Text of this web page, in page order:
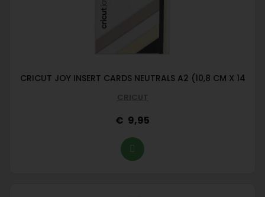
CRICUT JOY INSERT CARDS NEUTRALS A2 (10,8 CM X 14
CRICUT
9,95